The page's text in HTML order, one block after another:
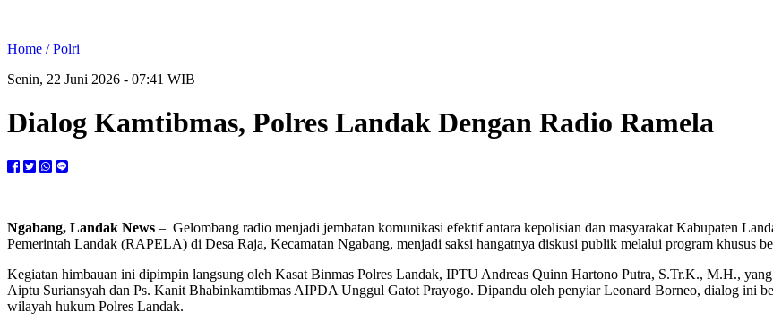
Home /Polri
Senin, 22 Juni 2026 - 07:41 WIB
Dialog Kamtibmas, Polres Landak Dengan Radio Ramela
Ngabang, Landak News – Gelombang radio menjadi jembatan komunikasi efektif antara kepolisian dan masyarakat Kabupaten
Pemerintah Landak (RAPELA) di Desa Raja, Kecamatan Ngabang, menjadi saksi hangatnya diskusi publik melalui program khusus
Kegiatan himbauan ini dipimpin langsung oleh Kasat Binmas Polres Landak, IPTU Andreas Quinn Hartono Putra, S.Tr.K., M.H.,
Aiptu Suriansyah dan Ps. Kanit Bhabinkamtibmas AIPDA Unggul Gatot Prayogo. Dipandu oleh penyiar Leonard Borneo, dialog ini
wilayah hukum Polres Landak.